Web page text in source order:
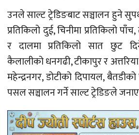
उनले साल्ट ट्रेडिङबाट सञ्चालन हुने
प्रतिकिलो दुई, चिनीमा प्रतिकिलो
र दालमा प्रतिकिलो सात छुट
कैलालीको धनगढी, टीकापुर र
महेन्द्रनगर, डोटीको दिपायल,
पसल सञ्चालन गर्ने साल्ट ट्रेडिङले